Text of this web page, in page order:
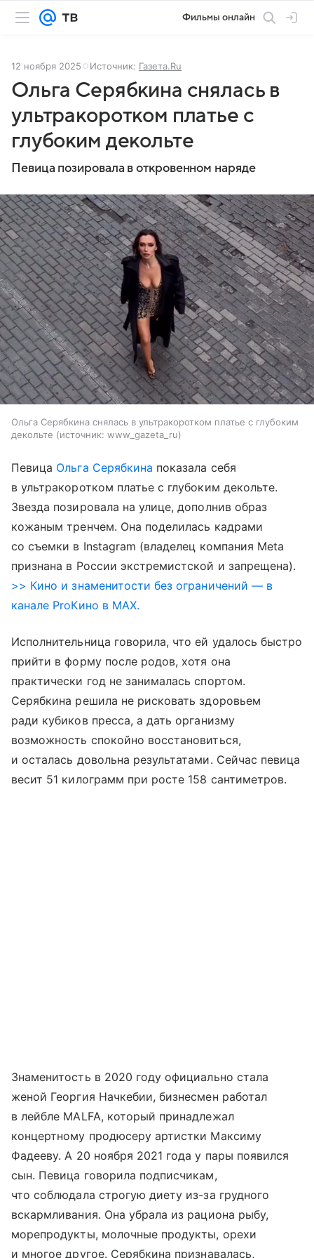
Фильмы онлайн
12 ноября 2025 Источник: Газета.Ru
Ольга Серябкина снялась в
ультракоротком платье с
глубоким декольте
Певица позировала в откровенном наряде
Ольга Серябкина снялась в ультракоротком платье с глубоким
декольте
источник: www_gazeta_ru
Певица Ольга Серябкина показала себя
в ультракоротком платье с глубоким декольте.
Звезда позировала на улице, дополнив образ
кожаным тренчем. Она поделилась кадрами
со съемки в Instagram (владелец компания Meta
признана в России экстремистской и запрещена).
>> Кино и знаменитости без ограничений — в
канале ProКино в MAX.
Исполнительница говорила, что ей удалось быстро
прийти в форму после родов, хотя она
практически год не занималась спортом.
Серябкина решила не рисковать здоровьем
ради кубиков пресса, а дать организму
возможность спокойно восстановиться,
и осталась довольна результатами. Сейчас певица
весит 51 килограмм при росте 158 сантиметров.
Знаменитость в 2020 году официально стала
женой Георгия Начкебии, бизнесмен работал
в лейбле MALFA, который принадлежал
концертному продюсеру артистки Максиму
Фадееву. А 20 ноября 2021 года у пары появился
сын. Певица говорила подписчикам,
что соблюдала строгую диету из-за грудного
вскармливания. Она убрала из рациона рыбу,
морепродукты, молочные продукты, орехи
и многое другое. Серябкина признавалась,